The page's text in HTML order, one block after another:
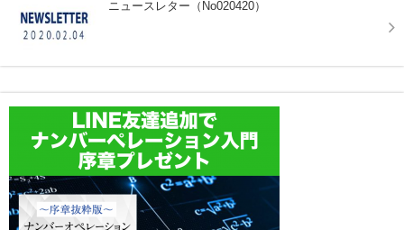
ニュースレター（No020420）